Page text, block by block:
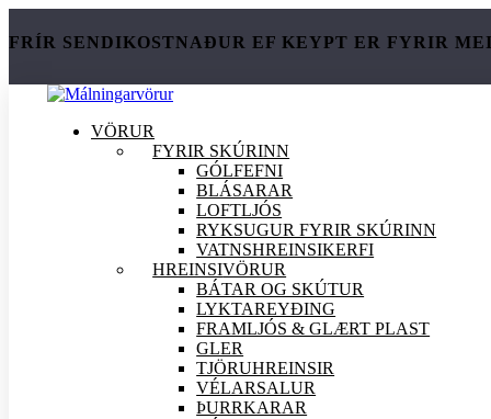
FRÍR SENDIKOSTNAÐUR EF KEYPT ER FYRIR
VÖRUR
FYRIR SKÚRINN
GÓLFEFNI
BLÁSARAR
LOFTLJÓS
RYKSUGUR FYRIR SKÚRINN
VATNSHREINSIKERFI
HREINSIVÖRUR
BÁTAR OG SKÚTUR
LYKTAREYÐING
FRAMLJÓS & GLÆRT PLAST
GLER
TJÖRUHREINSIR
VÉLARSALUR
ÞURRKARAR